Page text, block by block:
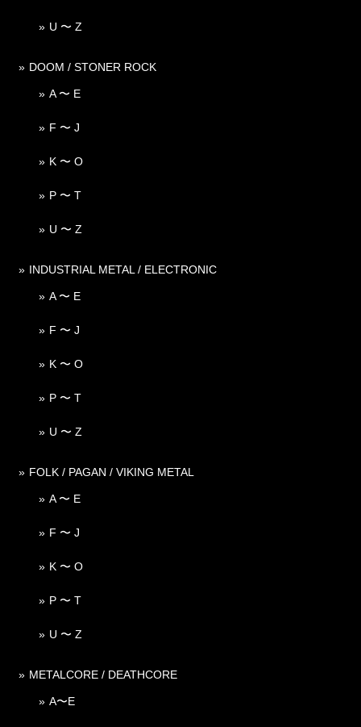
U 〜 Z
DOOM / STONER ROCK
A 〜 E
F 〜 J
K 〜 O
P 〜 T
U 〜 Z
INDUSTRIAL METAL / ELECTRONIC
A 〜 E
F 〜 J
K 〜 O
P 〜 T
U 〜 Z
FOLK / PAGAN / VIKING METAL
A 〜 E
F 〜 J
K 〜 O
P 〜 T
U 〜 Z
METALCORE / DEATHCORE
A〜E